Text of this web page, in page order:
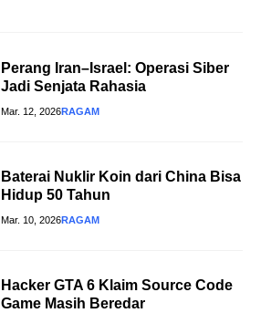
Perang Iran–Israel: Operasi Siber
Jadi Senjata Rahasia
Mar. 12, 2026RAGAM
Baterai Nuklir Koin dari China Bisa
Hidup 50 Tahun
Mar. 10, 2026RAGAM
Hacker GTA 6 Klaim Source Code
Game Masih Beredar